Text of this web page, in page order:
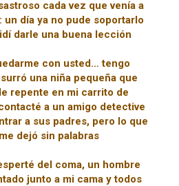
cada vez que venía a
un día ya no pude soportarlo
darle una buena lección
con usted… tengo
una niña pequeña que
repente en mi carrito de
a un amigo detective
a sus padres, pero lo que
dejó sin palabras
del coma, un hombre
junto a mi cama y todos